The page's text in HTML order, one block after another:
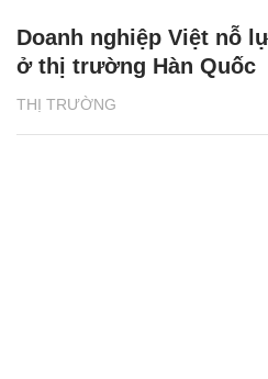
THỊ TRƯỜNG
Doanh nghiệp Việt nỗ
ở thị trường Hàn Quốc